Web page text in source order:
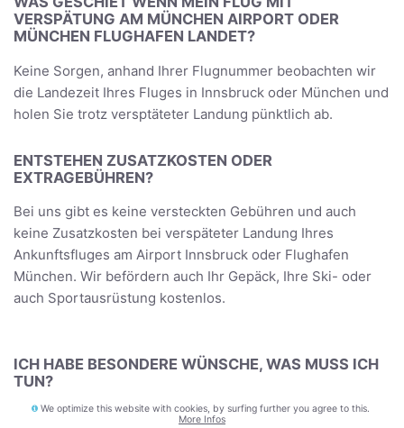
VERSPÄTUNG AM MÜNCHEN AIRPORT ODER
MÜNCHEN FLUGHAFEN LANDET?
Keine Sorgen, anhand Ihrer Flugnummer beobachten wir
die Landezeit Ihres Fluges in Innsbruck oder München und
holen Sie trotz versptäteter Landung pünktlich ab.
ENTSTEHEN ZUSATZKOSTEN ODER
EXTRAGEBÜHREN?
Bei uns gibt es keine versteckten Gebühren und auch
keine Zusatzkosten bei verspäteter Landung Ihres
Ankunftsfluges am Airport Innsbruck oder Flughafen
München. Wir befördern auch Ihr Gepäck, Ihre Ski- oder
auch Sportausrüstung kostenlos.
ICH HABE BESONDERE WÜNSCHE, WAS MUSS ICH
TUN?
Teilen Sie uns einfach Ihre München Taxi Transfer
We optimize this website with cookies, by surfing further you agree to this.
More Infos